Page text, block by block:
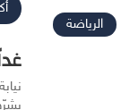
الرياضة